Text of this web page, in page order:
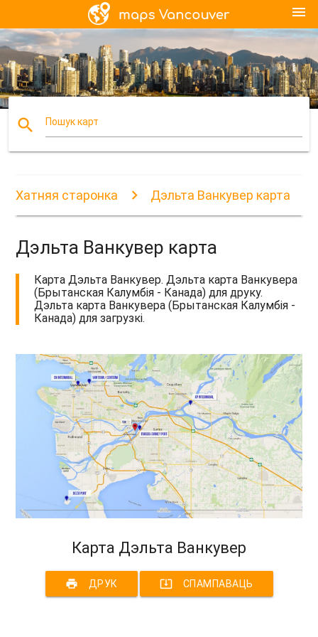
menu
search Пошук карт
Хатняя старонка Дэльта Ванкувер карта
Дэльта Ванкувер карта
Карта Дэльта Ванкувер. Дэльта карта Ванкувера
(Брытанская Калумбія - Канада) для друку.
Дэльта карта Ванкувера (Брытанская Калумбія -
Канада) для загрузкі.
Карта Дэльта Ванкувер
print ДРУК system_update_alt СПАМПАВАЦЬ